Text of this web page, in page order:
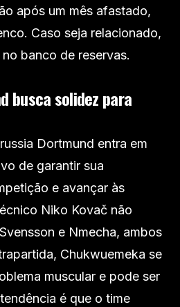
após um mês afastado,
Caso seja relacionado,
banco de reservas.
busca solidez para
Dortmund entra em
de garantir sua
e avançar às
Niko Kovač não
e Nmecha, ambos
Chukwuemeka se
muscular e pode ser
é que o time